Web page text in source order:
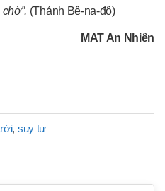
(Thánh Bê-na-đô)
MAT An Nhiên
, suy tư